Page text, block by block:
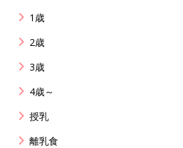
1歳
2歳
3歳
4歳～
授乳
離乳食